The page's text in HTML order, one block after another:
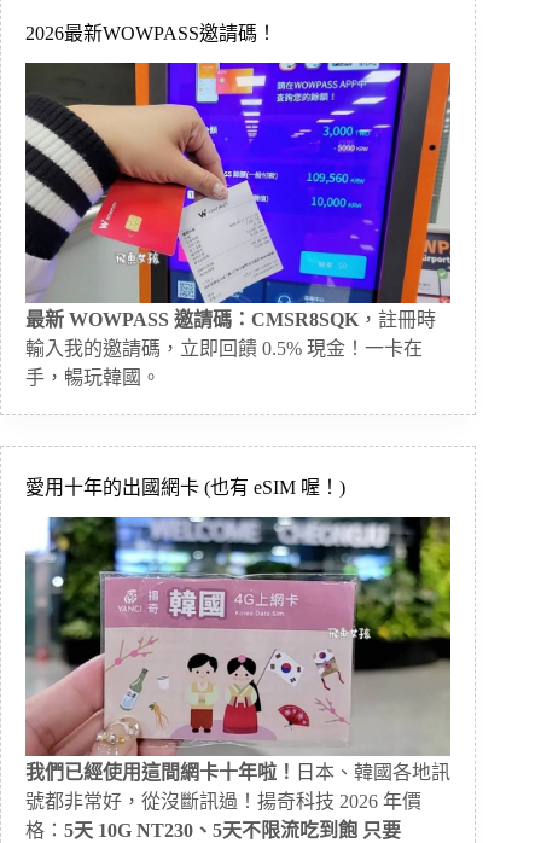
2026最新WOWPASS邀請碼！
最新 WOWPASS 邀請碼：CMSR8SQK ，註冊時
輸入我的邀請碼，立即回饋 0.5% 現金！一卡在
手，暢玩韓國。
愛用十年的出國網卡 (也有 eSIM 喔！)
我們已經使用這間網卡十年啦！ 日本、韓國各地訊
號都非常好，從沒斷訊過！揚奇科技 2026 年價
格： 5天 10G NT230、5天不限流吃到飽 只要